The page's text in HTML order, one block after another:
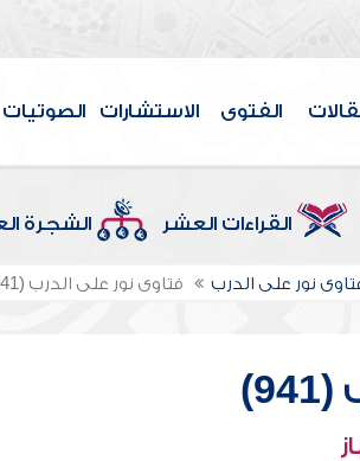
الفتوى الاستشارات الصوتيات
القراءات العشر الشجرة
نور على الدرب فتاوى نور على الدرب (941)